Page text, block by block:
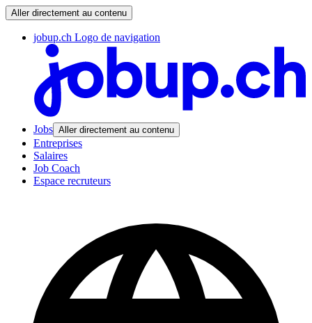
Aller directement au contenu
jobup.ch Logo de navigation
Jobs Aller directement au contenu
Entreprises
Salaires
Job Coach
Espace recruteurs